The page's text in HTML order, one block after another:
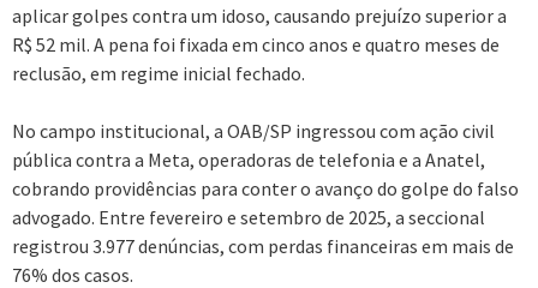
aplicar golpes contra um idoso, causando prejuízo superior a
R$ 52 mil. A pena foi fixada em cinco anos e quatro meses de
reclusão, em regime inicial fechado.
No campo institucional, a OAB/SP ingressou com ação civil
pública contra a Meta, operadoras de telefonia e a Anatel,
cobrando providências para conter o avanço do golpe do falso
advogado. Entre fevereiro e setembro de 2025, a seccional
registrou 3.977 denúncias, com perdas financeiras em mais de
76% dos casos.